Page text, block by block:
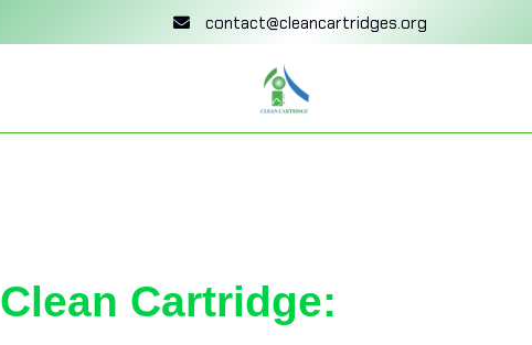
contact@cleancartridges.org
Clean Cartridge: